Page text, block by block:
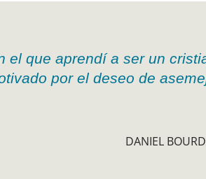
el que aprendí a ser un
por el deseo de
DANIEL